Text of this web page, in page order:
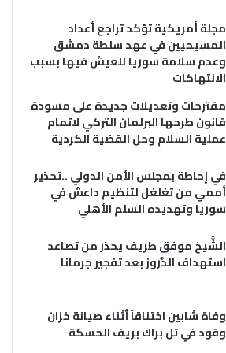
مجلة أمريكية تؤكد تراجع أعداد
المسيحيين في عهد سلطة دمشق
وعدم سلامة سوريا للعيش فيها بسبب
الانتهاكات
مقترحات وتعديلات جديدة على مسودة
قانون طرحها البرلمان التركي لاتمام
عملية السلام وحل القضية الكردية
في إحاطة بمجلس الأمن الدولي ..تحذير
أممي من تغلغل لتنظيم داعش في
سوريا وتهديده السلم الأهلي
الشَّيخ موفق طريف يحذر من تصاعد
استهداف الدَّروز بعد تفجير جرمانا
وفاة شابين اختناقاً أثناء صيانة خزان
وقود في تل براك بريف الحسكة